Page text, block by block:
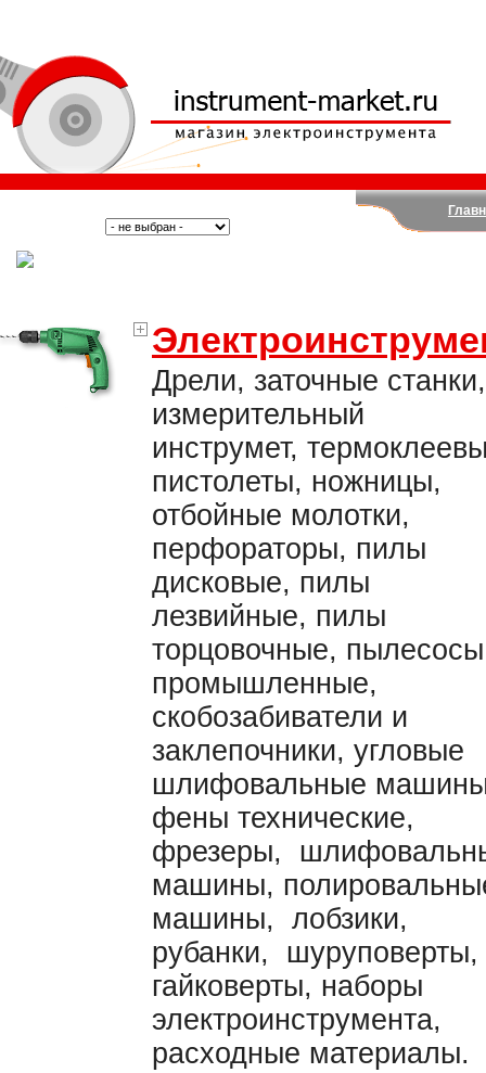
Дрели, заточные станки,
измерительный
инструмет,
пистолеты, ножницы,
отбойные молотки,
перфораторы, пилы
дисковые, пилы
лезвийные, пилы
торцовочные, пылесосы
промышленные,
скобозабиватели и
заклепочники, угловые
шлифовальные
фены технические,
фрезеры,
машины,
машины, лобзики,
рубанки, шуруповерты,
гайковерты, наборы
электроинструмента,
расходные материалы.